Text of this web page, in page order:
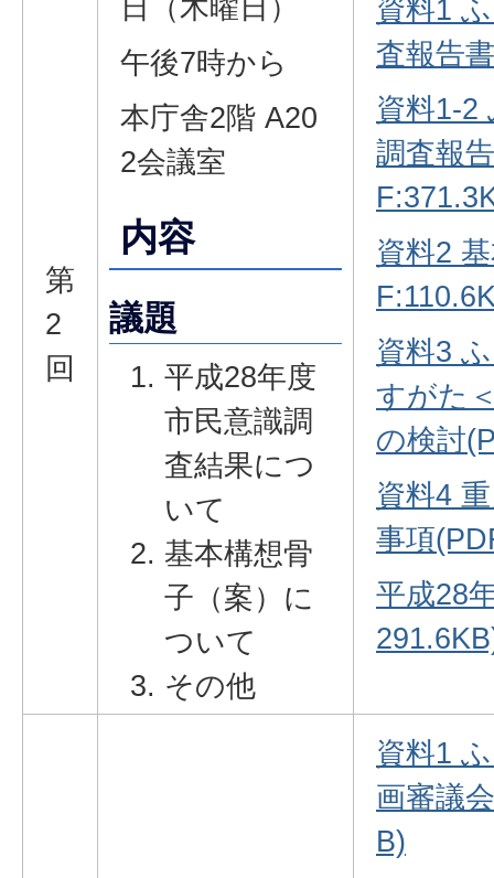
第
2
回
日（木曜日）
午後7時から
本庁舎2階 A20
2会議室
内容
議題
平成28年度
市民意識調
査結果につ
いて
基本構想骨
子（案）に
ついて
その他
資料1
査報告
資料1-2
調査報
資料2
資料3
すがた
の検討
資料4
事項
平成28
資料1
画審議
B)